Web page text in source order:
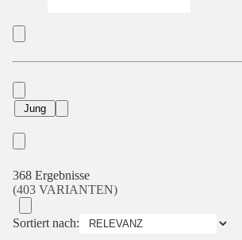
Jung
368 Ergebnisse
(403 VARIANTEN)
Sortiert nach: